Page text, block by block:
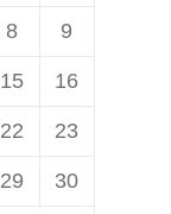
8 9
15 16
22 23
29 30